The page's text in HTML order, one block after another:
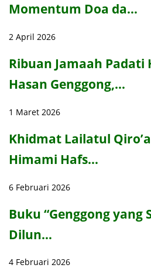
Momentum Doa da…
2 April 2026
Ribuan Jamaah Padati
Hasan Genggong,…
1 Maret 2026
Khidmat Lailatul
Himami Hafs…
6 Februari 2026
Buku “Genggong yang
Dilun…
4 Februari 2026